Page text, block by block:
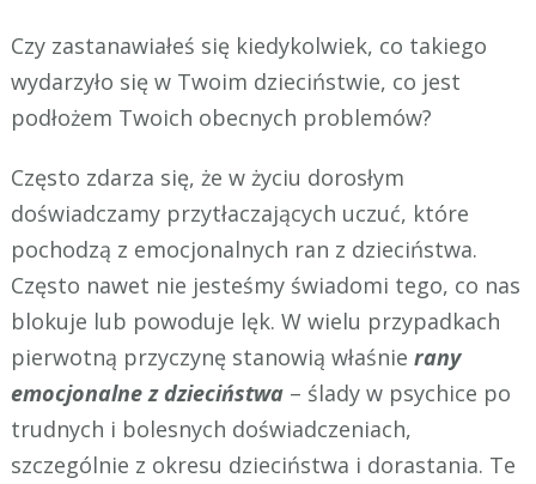
Czy zastanawiałeś się kiedykolwiek, co takiego
wydarzyło się w Twoim dzieciństwie, co jest
podłożem Twoich obecnych problemów?
Często zdarza się, że w życiu dorosłym
doświadczamy przytłaczających uczuć, które
pochodzą z emocjonalnych ran z dzieciństwa.
Często nawet nie jesteśmy świadomi tego, co nas
blokuje lub powoduje lęk. W wielu przypadkach
pierwotną przyczynę stanowią właśnie rany
emocjonalne z dzieciństwa– ślady w psychice po
trudnych i bolesnych doświadczeniach,
szczególnie z okresu dzieciństwa i dorastania. Te